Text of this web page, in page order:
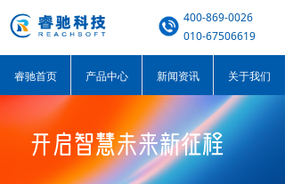
400-869-0026
010-67506619
睿驰首页 产品中心 新闻资讯 关于我们